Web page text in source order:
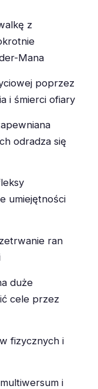
z
Mana
poprzez
i śmierci ofiary
odradza się
umiejętności
ran
duże
cele przez
fizycznych i
i